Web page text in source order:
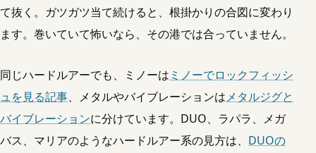
て抜く。ガツガツ当て続けると、根掛かりの合図に変わり
ます。巻いていて怖いなら、その港では合っていません。
同じハードルアーでも、ミノーは ミノーでロックフィッシ
ュを見る記事、メタルやバイブレーションはメタルジグと
バイブレーションに分けています。DUO、ラパラ、メガ
バス、マリアのようなハードルアー系の見方は、 DUOの